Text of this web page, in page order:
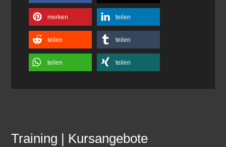
merken teilen
teilen teilen
teilen teilen
Training | Kursangebote